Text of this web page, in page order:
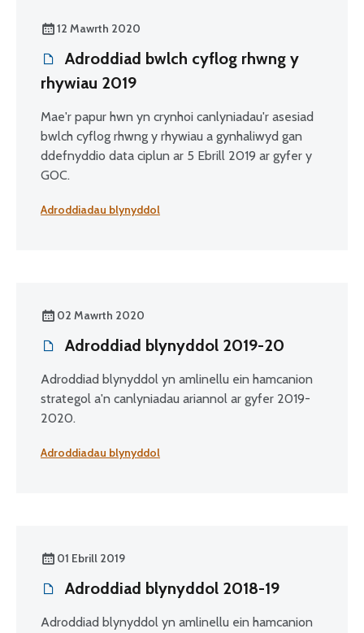
12 Mawrth 2020
Adroddiad bwlch cyflog rhwng y
rhywiau 2019
Mae'r papur hwn yn crynhoi canlyniadau'r asesiad
bwlch cyflog rhwng y rhywiau a gynhaliwyd gan
ddefnyddio data ciplun ar 5 Ebrill 2019 ar gyfer y
GOC.
Adroddiadau blynyddol
02 Mawrth 2020
Adroddiad blynyddol 2019-20
Adroddiad blynyddol yn amlinellu ein hamcanion
strategol a'n canlyniadau ariannol ar gyfer 2019-
2020.
Adroddiadau blynyddol
01 Ebrill 2019
Adroddiad blynyddol 2018-19
Adroddiad blynyddol yn amlinellu ein hamcanion